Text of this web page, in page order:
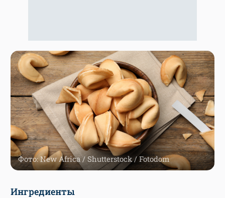
Фото: New Africa / Shutterstock / Fotodom
Ингредиенты